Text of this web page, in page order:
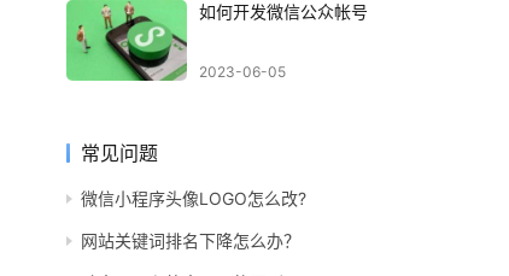
如何开发微信公众帐号
2023-06-05
常见问题
微信小程序头像LOGO怎么改?
网站关键词排名下降怎么办？